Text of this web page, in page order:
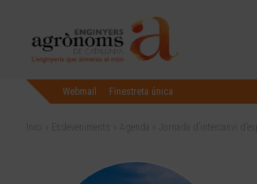
Webmail Finestreta única